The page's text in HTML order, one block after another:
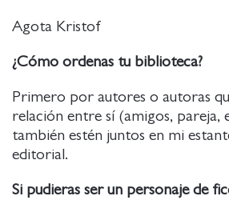
Agota Kristof
¿Cómo ordenas tu biblioteca?
Primero por autores o autoras
relación entre sí (amigos, pareja,
también estén juntos en mi
editorial.
Si pudieras ser un personaje de